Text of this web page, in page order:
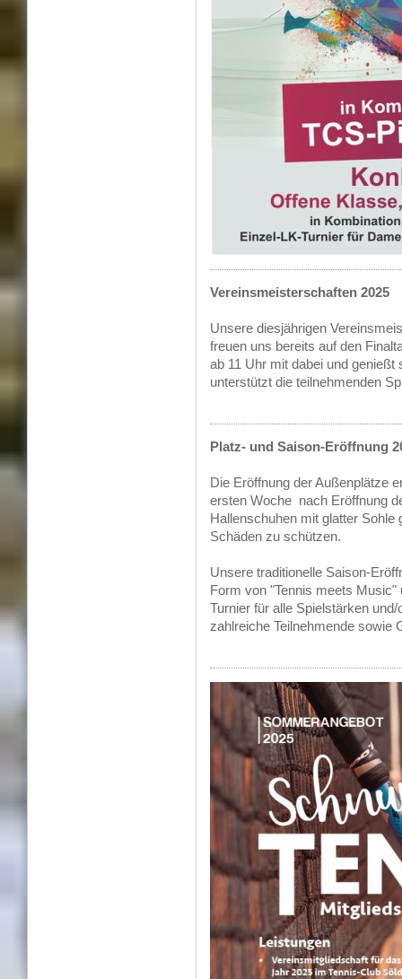
Vereinsmeisterschaften 2025
Unsere diesjährigen
freuen uns bereits auf den
ab 11 Uhr mit dabei und
unterstützt die teilnehmenden
Platz- und Saison-Eröffnung
Die Eröffnung der Außenplätze
ersten Woche nach Eröffnung
Hallenschuhen mit glatter
Schäden zu schützen.
Unsere traditionelle Saison-
Form von "Tennis meets Music"
Turnier für alle Spielstärken
zahlreiche Teilnehmende sowie